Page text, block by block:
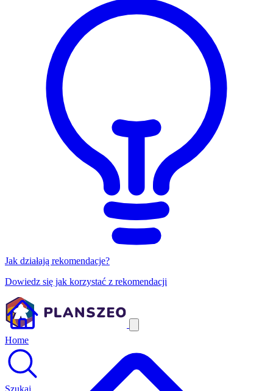
Jak działają rekomendacje?
Dowiedz się jak korzystać z rekomendacji
Home
Szukaj